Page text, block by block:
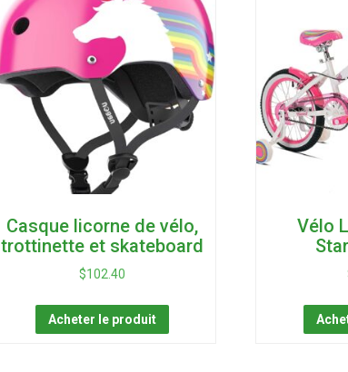
Casque licorne de vélo,
trottinette et skateboard
$102.40
Acheter le produit
Vélo